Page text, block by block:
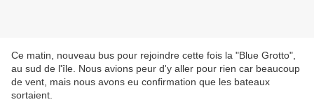
Ce matin, nouveau bus pour rejoindre cette fois la "Blue Grotto",
au sud de l'île. Nous avions peur d'y aller pour rien car beaucoup
de vent, mais nous avons eu confirmation que les bateaux
sortaient.